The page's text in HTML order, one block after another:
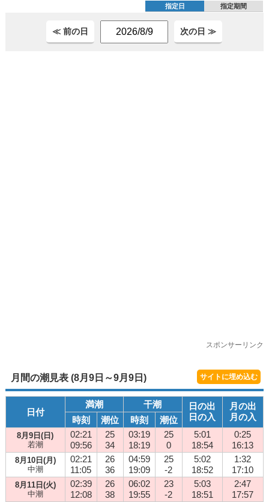
指定日 指定期間
≪ 前の日 次の日 ≫
スポンサーリンク
月間の潮見表 (8月9日～9月9日) サイトに埋め込む
日付
満潮 干潮
日の出
日の入
月の出
月の入
時刻 潮位 時刻 潮位
8月9日(日)
若潮
02:21
09:56
25
34
03:19
18:19
25
0
5:01
18:54
0:25
16:13
8月10日(月)
中潮
02:21
11:05
26
36
04:59
19:09
25
-2
5:02
18:52
1:32
17:10
8月11日(火)
中潮
02:39
12:08
26
38
06:02
19:55
23
-2
5:03
18:51
2:47
17:57